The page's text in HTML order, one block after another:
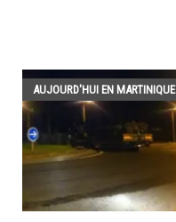
AUJOURD'HUI EN MARTINIQUE